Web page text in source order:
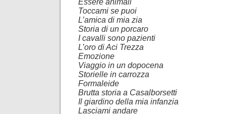
Essere animali
Toccami se puoi
L’amica di mia zia
Storia di un porcaro
I cavalli sono pazienti
L’oro di Aci Trezza
Emozione
Viaggio in un dopocena
Storielle in carrozza
Formaleide
Brutta storia a Casalborsetti
Il giardino della mia infanzia
Lasciami andare